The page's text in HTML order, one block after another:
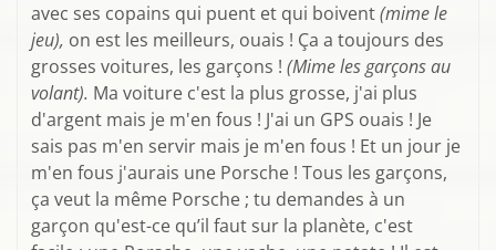
avec ses copains qui puent et qui boivent(mime le
jeu), on est les meilleurs, ouais ! Ça a toujours des
grosses voitures, les garçons ! (Mime les garçons au
volant). Ma voiture c'est la plus grosse, j'ai plus
d'argent mais je m'en fous ! J'ai un GPS ouais ! Je
sais pas m'en servir mais je m'en fous ! Et un jour je
m'en fous j'aurais une Porsche ! Tous les garçons,
ça veut la même Porsche ; tu demandes à un
garçon qu'est-ce qu’il faut sur la planète, c'est